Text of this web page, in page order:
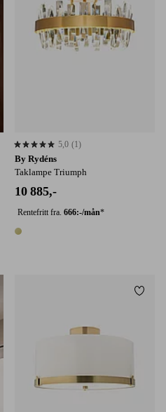
By Rydéns
Taklampe Triumph
10 885,-
Rentefritt fra. 666:-/mån*
1 farge
5,0 basert på 1 karaktergivninger
5,0 (1)
til favoritter